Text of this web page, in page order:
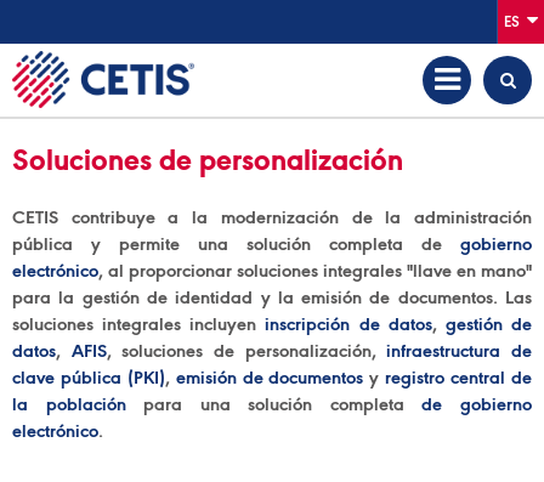
ES
Soluciones de personalización
CETIS contribuye a la modernización de la administración
pública y permite una solución completa de gobierno
electrónico, al proporcionar soluciones integrales "llave en mano"
para la gestión de identidad y la emisión de documentos. Las
soluciones integrales incluyeninscripción de datos, gestión de
datos, AFIS, soluciones de personalización,infraestructura de
clave pública (PKI), emisión de documentos yregistro central de
la poblaciónpara una solución completade gobierno
electrónico.